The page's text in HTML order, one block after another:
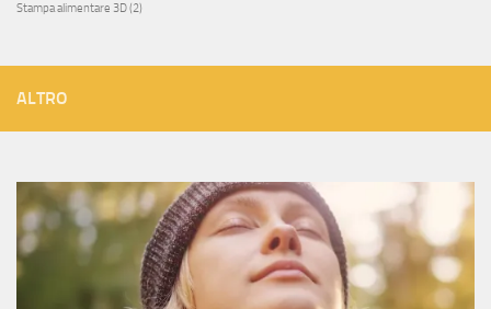
Stampa alimentare 3D(2)
ALTRO